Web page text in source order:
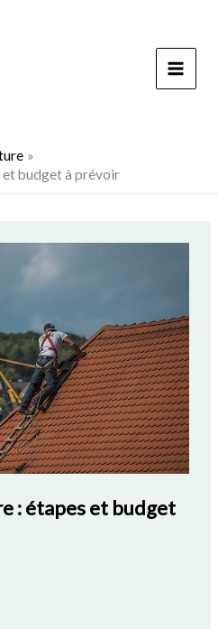
et budget à prévoir
: étapes et budget